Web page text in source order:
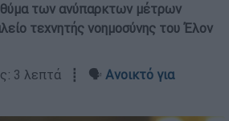
θύμα των ανύπαρκτων μέτρων
τεχνητής νοημοσύνης του Έλον
3 λεπτά ┋ 🗣️ Ανοικτό για